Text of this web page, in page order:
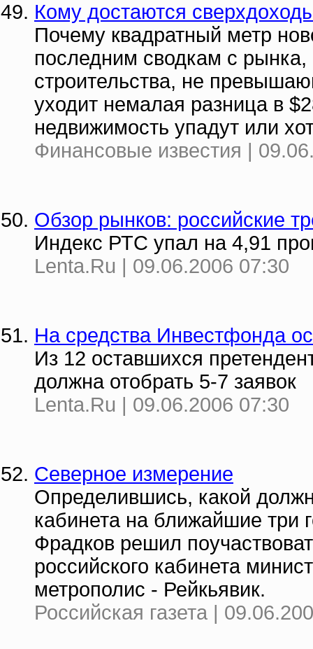
Кому достаются
Почему квадратный метр
последним сводкам с
строительства, не
уходит немалая разница в
недвижимость упадут или
Финансовые известия |
Обзор рынков: российские
Индекс РТС упал на 4,91
Lenta.Ru | 09.06.2006 07:30
На средства Инвестфонда
Из 12 оставшихся
должна отобрать 5-7 заявок
Lenta.Ru | 09.06.2006 07:30
Северное измерение
Определившись, какой
кабинета на ближайшие три
Фрадков решил
российского кабинета
метрополис - Рейкьявик.
Российская газета |